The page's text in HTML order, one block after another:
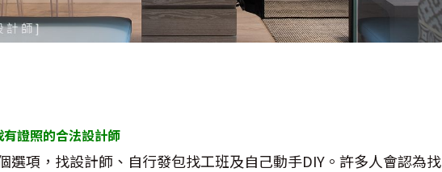
有證照的合法設計師
選項，找設計師、自行發包找工班及自己動手DIY。許多人會認為找